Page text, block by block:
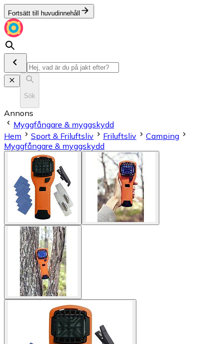
Fortsätt till huvudinnehåll
Sök
Annons
Myggfångare & myggskydd
Hem
Sport & Friluftsliv Friluftsliv
Camping
Myggfångare & myggskydd